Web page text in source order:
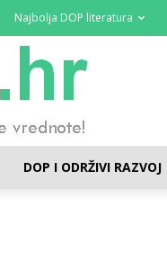
Najbolja DOP literatura
DOP I ODRŽIVI RAZVOJ